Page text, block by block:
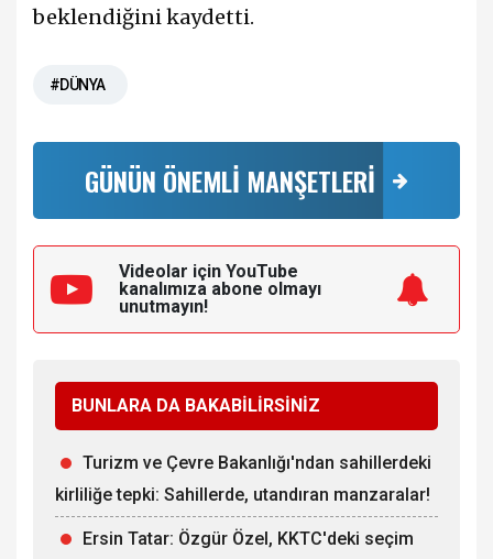
beklendiğini kaydetti.
#DÜNYA
GÜNÜN ÖNEMLİ MANŞETLERİ
Videolar için YouTube
kanalımıza abone olmayı
unutmayın!
BUNLARA DA BAKABİLİRSİNİZ
Turizm ve Çevre Bakanlığı'ndan sahillerdeki
kirliliğe tepki: Sahillerde, utandıran manzaralar!
Ersin Tatar: Özgür Özel, KKTC'deki seçim